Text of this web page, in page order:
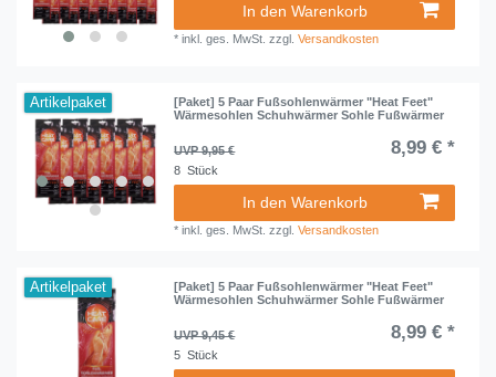
In den Warenkorb
*inkl. ges. MwSt. zzgl.Versandkosten
Artikelpaket
[Paket] 5 Paar Fußsohlenwärmer "Heat Feet"
Wärmesohlen Schuhwärmer Sohle Fußwärmer
UVP 9,95 € 8,99 € *
8 Stück
In den Warenkorb
*inkl. ges. MwSt. zzgl.Versandkosten
Artikelpaket
[Paket] 5 Paar Fußsohlenwärmer "Heat Feet"
Wärmesohlen Schuhwärmer Sohle Fußwärmer
UVP 9,45 € 8,99 € *
5 Stück